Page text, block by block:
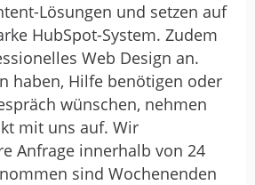
Lösungen und setzen auf
HubSpot-System. Zudem
Web Design an.
haben, Hilfe benötigen oder
wünschen, nehmen
mit uns auf. Wir
Anfrage innerhalb von 24
sind Wochenenden